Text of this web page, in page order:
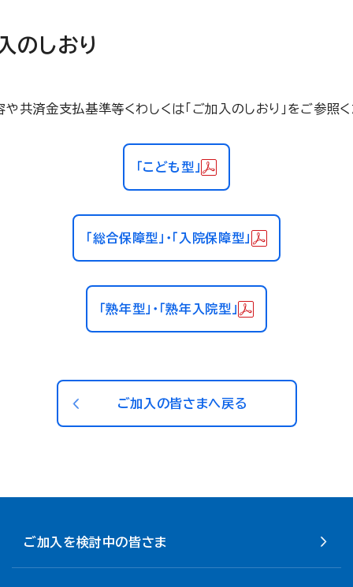
のしおり
や共済金支払基準等くわしくは「ご加入のしおり」をご参照く
「こども型」
「総合保障型」・「入院保障型」
「熟年型」・「熟年入院型」
ご加入の皆さまへ戻る
ご加入を検討中の皆さま